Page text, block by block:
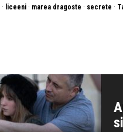
· liceeni · marea dragoste · secrete ·